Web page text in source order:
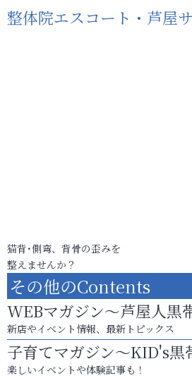
整体院エスコート・芦屋
猫背･側弯、背骨の歪みを
整えませんか？
その他のContents
WEBマガジン～芦屋人黒
新店やイベント情報、最新トピックス
子育てマガジン～KID's黒
楽しいイベントや体験記事も！